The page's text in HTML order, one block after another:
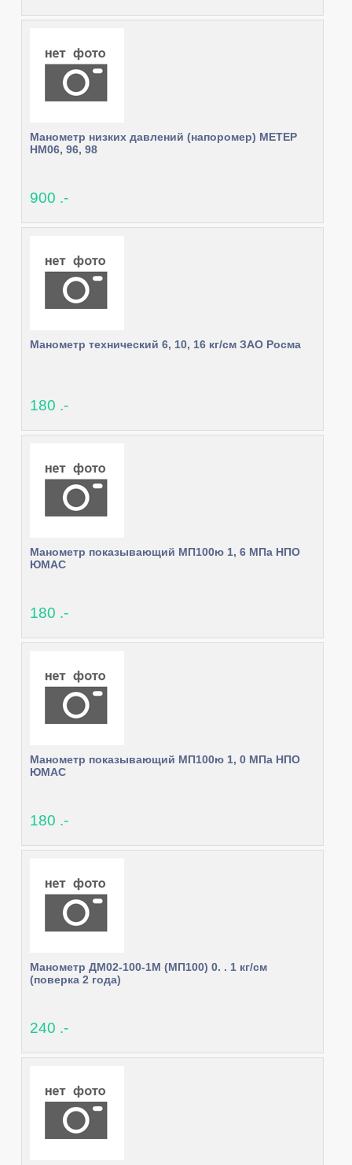
Манометр низких давлений (напоромер) МЕТЕР
НМ06, 96, 98
900 .-
Манометр технический 6, 10, 16 кг/см ЗАО Росма
180 .-
Манометр показывающий МП100ю 1, 6 МПа НПО
ЮМАС
180 .-
Манометр показывающий МП100ю 1, 0 МПа НПО
ЮМАС
180 .-
Манометр ДМ02-100-1М (МП100) 0. . 1 кг/см
(поверка 2 года)
240 .-